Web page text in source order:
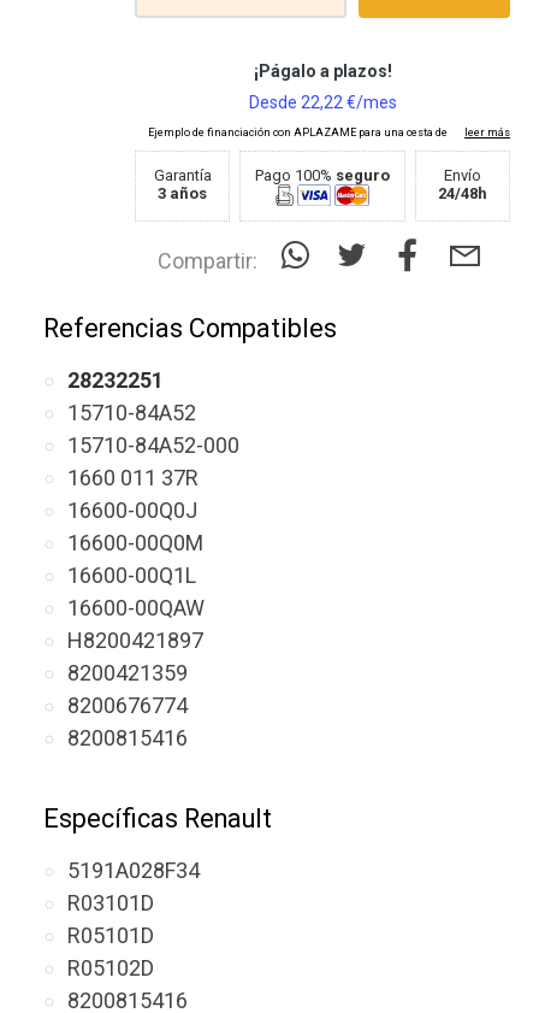
Garantía
3 años
Pago 100% seguro
Envío
24/48h
Compartir:
Referencias Compatibles
28232251
15710-84A52
15710-84A52-000
1660 011 37R
16600-00Q0J
16600-00Q0M
16600-00Q1L
16600-00QAW
H8200421897
8200421359
8200676774
8200815416
Específicas Renault
5191A028F34
R03101D
R05101D
R05102D
8200815416